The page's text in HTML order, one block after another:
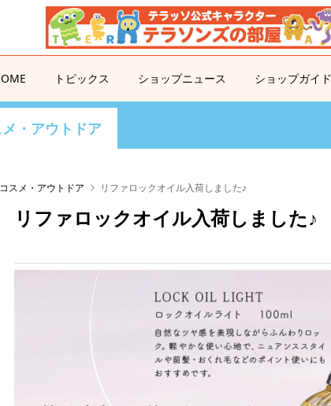
トピックス ショップニュース ショップガイド
・アウトドア
スメ・アウトドア リファロックオイル入荷しました♪
リファロックオイル入荷しました♪